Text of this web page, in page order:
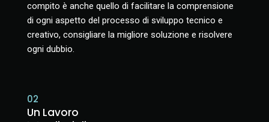
compito è anche quello di facilitare la comprensione
di ogni aspetto del processo di sviluppo tecnico e
creativo, consigliare la migliore soluzione e risolvere
ogni dubbio.
02
Un Lavoro